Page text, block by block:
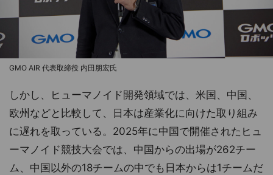
GMO AIR 代表取締役 内田朋宏氏
しかし、ヒューマノイド開発領域では、米国、中国、
欧州などと比較して、日本は産業化に向けた取り組み
に遅れを取っている。2025年に中国で開催されたヒュ
ーマノイド競技大会では、中国からの出場が262チー
ム、中国以外の18チームの中でも日本からは1チームだ